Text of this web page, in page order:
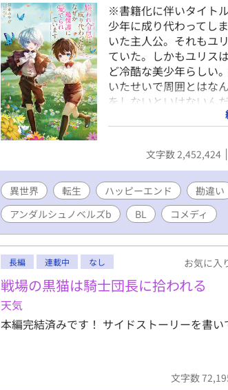
※書籍化に伴いタイト
少年に成り代わってし
いた主人公。それもユ
ていた。しかもユリス
ど冷酷な美少年らしい
いたせいで周囲とはな
をしないといけないん
主人公が手探り異世界
たユリスに戸惑う周囲
話です。 ※基本ほのぼ
しですが流血表現あ
文字数 2,452,424
異世界 転生 ハッピーエンド 勘違い
アンダルシュノベルズb
BL コメディ
長編 連載中 なし お気に入
戦場の黒猫は騎士団長に拾われる
天気
本編完結済みです！ サイドストーリーを書い
文字数